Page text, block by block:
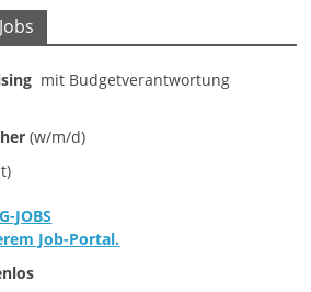
mit Budgetverantwortung
(w/m/d)
JOBS
Job-Portal.